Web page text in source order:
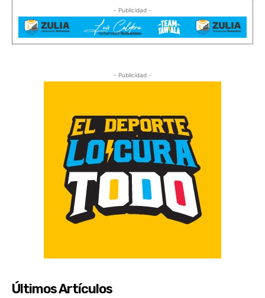
- Publicidad -
- Publicidad -
Últimos Artículos